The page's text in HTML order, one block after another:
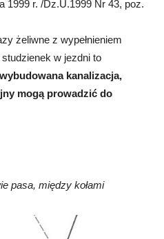
1999 r. /Dz.U.1999 Nr 43, poz.
żeliwne z wypełnieniem
w jezdni to
kanalizacja,
mogą prowadzić do
pasa, między kołami